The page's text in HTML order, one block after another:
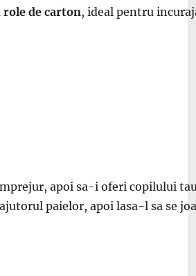
de carton, ideal pentru
apoi sa-i oferi copilului
paielor, apoi lasa-l sa se